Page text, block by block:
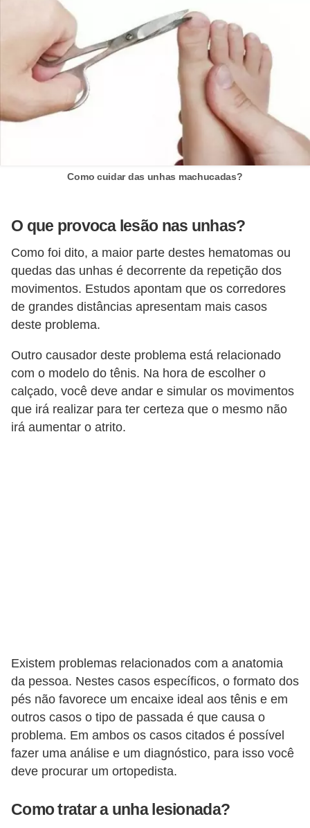
Como cuidar das unhas machucadas?
O que provoca lesão nas unhas?
Como foi dito, a maior parte destes hematomas ou
quedas das unhas é decorrente da repetição dos
movimentos. Estudos apontam que os corredores
de grandes distâncias apresentam mais casos
deste problema.
Outro causador deste problema está relacionado
com o modelo do tênis. Na hora de escolher o
calçado, você deve andar e simular os movimentos
que irá realizar para ter certeza que o mesmo não
irá aumentar o atrito.
Existem problemas relacionados com a anatomia
da pessoa. Nestes casos específicos, o formato dos
pés não favorece um encaixe ideal aos tênis e em
outros casos o tipo de passada é que causa o
problema. Em ambos os casos citados é possível
fazer uma análise e um diagnóstico, para isso você
deve procurar um ortopedista.
Como tratar a unha lesionada?